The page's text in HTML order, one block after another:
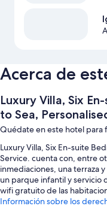
Acerca de
Luxury Villa, Six
to Sea,
Quédate en este hotel para
Luxury Villa, Six En-suite
Service. cuenta con, entre
inmediaciones, una terraza
un parque infantil y servicio
wifi gratuito de las
Información sobre los